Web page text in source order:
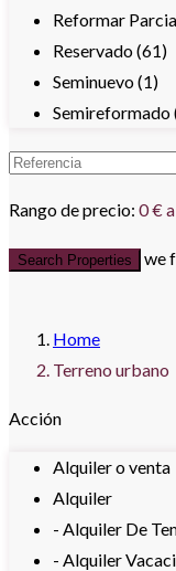
Reformar
Reservado (61)
Seminuevo (1)
Semireformado
Rango de precio: 0 €
Search Properties we
Home
Terreno urbano
Acción
Alquiler o venta
Alquiler
- Alquiler De
- Alquiler